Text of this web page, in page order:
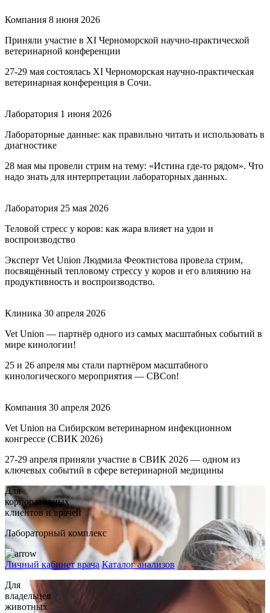
Компания 8 июня 2026
Приняли участие в XI Черноморской научно-практической
ветеринарной конференции
27-29 мая состоялась XI Черноморская научно-практическая
ветеринарная конференция в Сочи.
Лаборатория 1 июня 2026
Лабораторные данные: как правильно читать и использовать в
диагностике
28 мая мы провели стрим на тему: «Истина где-то рядом». Что
надо знать для интерпретации лабораторных данных.
Лаборатория 25 мая 2026
Теловой стресс у коров: как жара влияет на удои и
воспроизводство
Эксперт Vet Union Людмила Феоктистова провела стрим,
посвящённый тепловому стрессу у коров и его влиянию на
продуктивность и воспроизводство.
Клиника 30 апреля 2026
Vet Union — партнёр одного из самых масштабных событий в
мире кинологии!
25 и 26 апреля мы стали партнёром масштабного
кинологического мероприятия — CBCon!
Компания 30 апреля 2026
Vet Union на Сибирском ветеринарном инфекционном
конгрессе (СВИК 2026)
27-29 апреля приняли участие в СВИК 2026 — одном из
ключевых событий в сфере ветеринарной медицины
Для
корпоративных
клиентов и врачей
Лабораторный комплекс
Личный кабинет врача Каталог анализов
Для
владельцев
животных